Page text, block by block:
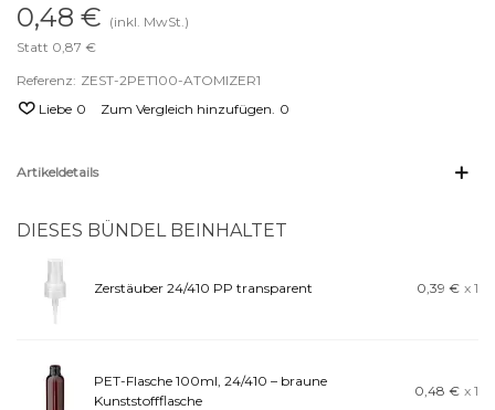
0,48 € (inkl. MwSt.)
Statt 0,87 €
Referenz: ZEST-2PET100-ATOMIZER1
Liebe 0 Zum Vergleich hinzufügen. 0
Artikeldetails
DIESES BÜNDEL BEINHALTET
Zerstäuber 24/410 PP transparent 0,39 € x 1
PET-Flasche 100ml, 24/410 – braune
Kunststoffflasche
0,48 € x 1